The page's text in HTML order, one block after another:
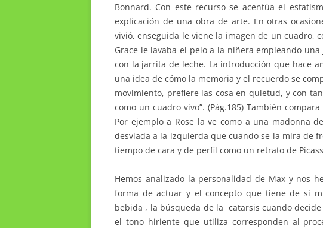
Bonnard. Con este recurso se acentúa el
explicación de una obra de arte. En otras
vivió, enseguida le viene la imagen de un cuadro,
Grace le lavaba el pelo a la niñera empleando
con la jarrita de leche. La introducción que hace
una idea de cómo la memoria y el recuerdo se
movimiento, prefiere las cosa en quietud, y con
como un cuadro vivo”. (Pág.185) También
Por ejemplo a Rose la ve como a una madonna
desviada a la izquierda que cuando se la mira de
tiempo de cara y de perfil como un retrato de
Hemos analizado la personalidad de Max y nos
forma de actuar y el concepto que tiene de sí
bebida , la búsqueda de la catarsis cuando
el tono hiriente que utiliza corresponden al